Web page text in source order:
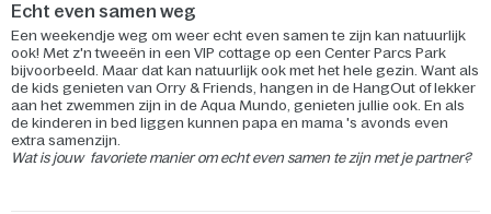
Echt even samen weg
Een weekendje weg om weer echt even samen te zijn kan natuurlijk
ook! Met z'n tweeën in een VIP cottage op een Center Parcs Park
bijvoorbeeld. Maar dat kan natuurlijk ook met het hele gezin. Want als
de kids genieten van Orry & Friends, hangen in de HangOut of lekker
aan het zwemmen zijn in de Aqua Mundo, genieten jullie ook. En als
de kinderen in bed liggen kunnen papa en mama 's avonds even
extra samenzijn.
Wat is jouw favoriete manier om echt even samen te zijn met je partner?